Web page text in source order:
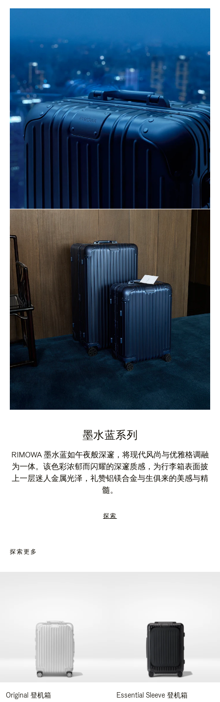
墨水蓝系列
RIMOWA 墨水蓝如午夜般深邃，将现代风尚与优雅格调融
为一体。该色彩浓郁而闪耀的深邃质感，为行李箱表面披
上一层迷人金属光泽，礼赞铝镁合金与生俱来的美感与精
髓。
探索
探索更多
Original 登机箱
Essential Sleeve 登机箱